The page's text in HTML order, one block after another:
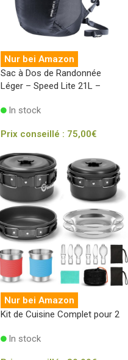
Nur bei Amazon
Sac à Dos de Randonnée
Léger – Speed Lite 21L –
In stock
Prix conseillé : 75,00€
Nur bei Amazon
Kit de Cuisine Complet pour 2
In stock